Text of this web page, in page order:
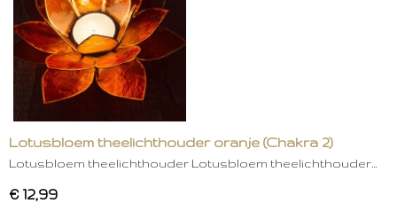
Lotusbloem theelichthouder oranje (Chakra 2)
Lotusbloem theelichthouder Lotusbloem theelichthouder…
€ 12,99